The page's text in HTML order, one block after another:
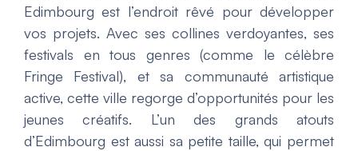
Edimbourg est l’endroit rêvé pour développer
vos projets. Avec ses collines verdoyantes, ses
festivals en tous genres (comme le célèbre
Fringe Festival), et sa communauté artistique
active, cette ville regorge d’opportunités pour les
jeunes créatifs. L’un des grands atouts
d’Edimbourg est aussi sa petite taille, qui permet